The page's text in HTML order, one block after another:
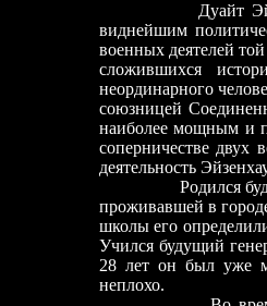
Дуайт
виднейшим
военных деятелей
сложившихся
неординарного
союзницей
наиболее мощным и
соперничестве
деятельность
Родился будущий
проживавшей в
школы его
Учился будущий
28 лет он был уже
неплохо.